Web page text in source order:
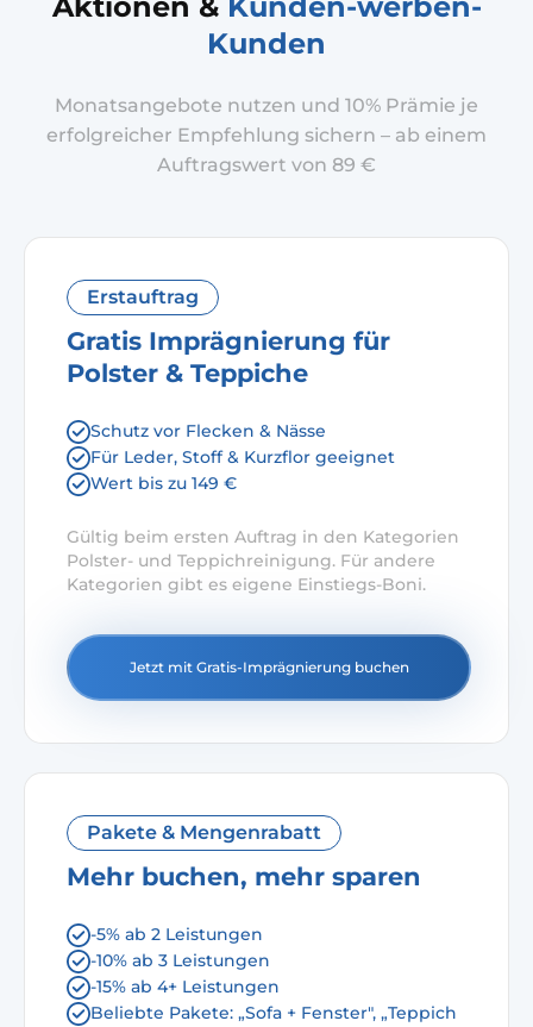
Kunden
Monatsangebote nutzen und 10% Prämie je
erfolgreicher Empfehlung sichern – ab einem
Auftragswert von 89 €
Erstauftrag
Gratis Imprägnierung für
Polster & Teppiche
Schutz vor Flecken & Nässe
Für Leder, Stoff & Kurzflor geeignet
Wert bis zu 149 €
Gültig beim ersten Auftrag in den Kategorien
Polster- und Teppichreinigung. Für andere
Kategorien gibt es eigene Einstiegs-Boni.
Jetzt mit Gratis-Imprägnierung buchen
Pakete & Mengenrabatt
Mehr buchen, mehr sparen
-5% ab 2 Leistungen
-10% ab 3 Leistungen
-15% ab 4+ Leistungen
Beliebte Pakete: „Sofa + Fenster", „Teppich